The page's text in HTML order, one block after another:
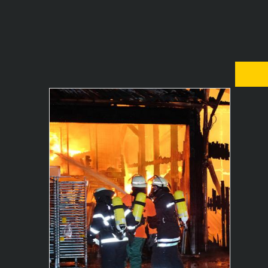
Unternehmen vor Brandgefahr
schützen